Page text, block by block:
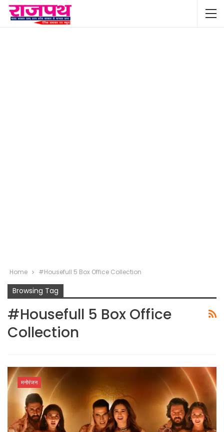
Home #Housefull 5 Box Office Collection
Browsing Tag
#Housefull 5 Box Office
Collection
मनोरंजन